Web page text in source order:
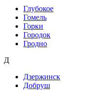
Глубокое
Гомель
Горки
Городок
Гродно
Д
Дзержинск
Добруш